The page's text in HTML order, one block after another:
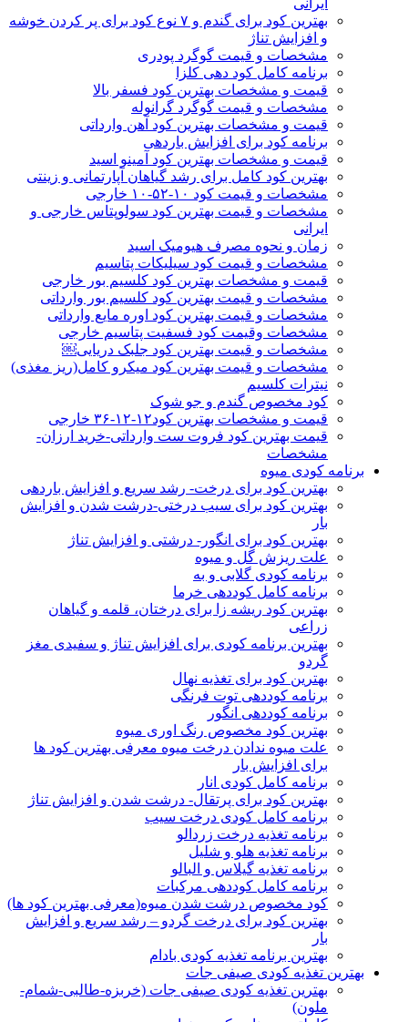
ایرانی
بهترین کود برای گندم و ۷ نوع کود برای پر کردن خوشه
و افزایش تناژ
مشخصات و قیمت گوگرد پودری
برنامه کامل کود دهی کلزا
قیمت و مشخصات بهترین کود فسفر بالا
مشخصات و قیمت گوگرد گرانوله
قیمت و مشخصات بهترین کود آهن وارداتی
برنامه کود برای افزایش باردهی
قیمت و مشخصات بهترین کود آمینو اسید
بهترین کود کامل برای رشد گیاهان آپارتمانی و زینتی
مشخصات و قیمت کود ۱۰-۵۲-۱۰ خارجی
مشخصات و قیمت بهترین کود سولوپتاس خارجی و
ایرانی
زمان و نحوه مصرف هیومیک اسید
مشخصات و قیمت کود سیلیکات پتاسیم
قیمت و مشخصات بهترین کود کلسیم بور خارجی
مشخصات و قیمت بهترین کود کلسیم بور وارداتی
مشخصات و قیمت بهترین کود اوره مایع وارداتی
مشخصات وقیمت کود فسفیت پتاسیم خارجی
مشخصات و قیمت بهترین کود جلبک دریایی￼
مشخصات و قیمت بهترین کود میکرو کامل(ریز مغذی)
نیترات کلسیم
کود مخصوص گندم و جو شوک
قیمت و مشخصات بهترین کود۱۲-۱۲-۳۶ خارجی
قیمت بهترین کود فروت ست وارداتی-خرید ارزان-
مشخصات
برنامه کودی میوه
بهترین کود برای درخت- رشد سریع و افزایش باردهی
بهترین کود برای سیب درختی-درشت شدن و افزایش
بار
بهترین کود برای انگور- درشتی و افزایش تناژ
علت ریزش گل و میوه
برنامه کودی گلابی و به
برنامه کامل کوددهی خرما
بهترین کود ریشه زا برای درختان، قلمه و گیاهان
زراعی
بهترین برنامه کودی برای افزایش تناژ و سفیدی مغز
گردو
بهترین کود برای تغذیه نهال
برنامه کوددهی توت فرنگی
برنامه کوددهی انگور
بهترین کود مخصوص رنگ اوری میوه
علت میوه ندادن درخت میوه معرفی بهترین کود ها
برای افزایش بار
برنامه کامل کودی انار
بهترین کود برای پرتقال- درشت شدن و افزایش تناژ
برنامه کامل کودی درخت سیب
برنامه تغذیه درخت زردالو
برنامه تغذیه هلو و شلیل
برنامه تغذیه گیلاس و البالو
برنامه کامل کوددهی مرکبات
کود مخصوص درشت شدن میوه(معرفی بهترین کود ها)
بهترین کود برای درخت گردو – رشد سریع و افزایش
بار
بهترین برنامه تغذیه کودی بادام
بهترین تغذیه کودی صیفی جات
بهترین تغذیه کودی صیفی جات (خربزه-طالبی-شمام-
ملون)